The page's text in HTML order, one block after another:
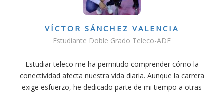
VÍCTOR SÁNCHEZ VALENCIA
Estudiante Doble Grado Teleco-ADE
Estudiar teleco me ha permitido comprender cómo la
conectividad afecta nuestra vida diaria. Aunque la carrera
exige esfuerzo, he dedicado parte de mi tiempo a otras